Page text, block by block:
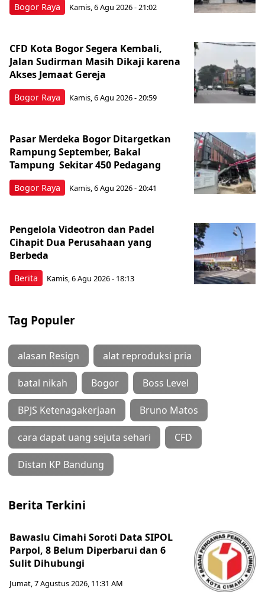
Bogor Raya Kamis, 6 Agu 2026 - 21:02
Bogor Raya
CFD Kota Bogor Segera Kembali,
Jalan Sudirman Masih Dikaji karena
Akses Jemaat Gereja
Kamis, 6 Agu 2026 - 20:59
Bogor Raya
Pasar Merdeka Bogor Ditargetkan
Rampung September, Bakal
Tampung Sekitar 450 Pedagang
Kamis, 6 Agu 2026 - 20:41
Berita
Pengelola Videotron dan Padel
Cihapit Dua Perusahaan yang
Berbeda
Kamis, 6 Agu 2026 - 18:13
Tag Populer
alasan Resign alat reproduksi pria
batal nikah Bogor Boss Level
BPJS Ketenagakerjaan Bruno Matos
cara dapat uang sejuta sehari CFD
Distan KP Bandung
Berita Terkini
Bawaslu Cimahi Soroti Data SIPOL
Parpol, 8 Belum Diperbarui dan 6
Sulit Dihubungi
Jumat, 7 Agustus 2026, 11:31 AM